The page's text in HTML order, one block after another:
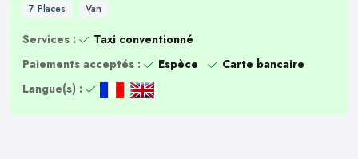
7 Places Van
Services :
Taxi conventionné
Paiements acceptés :
Espèce
Carte bancaire
Langue(s) :